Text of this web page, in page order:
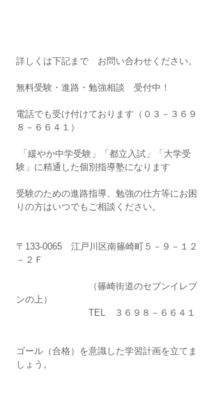
詳しくは下記まで　お問い合わせください。
無料受験・進路・勉強相談　受付中！
電話でも受け付けております（０３－３６９
８－６６４１）
験」に精通した個別指導塾になります
受験のための進路指導、勉強の仕方等にお困
りの方はいつでもご相談ください。
〒133-0065　江戸川区南篠崎町５－９－１２
－２Ｆ
（篠崎街道のセブンイレブ
ンの上）
TEL　３６９８－６６４１
ゴール（合格）を意識した学習計画を立てま
しょう。